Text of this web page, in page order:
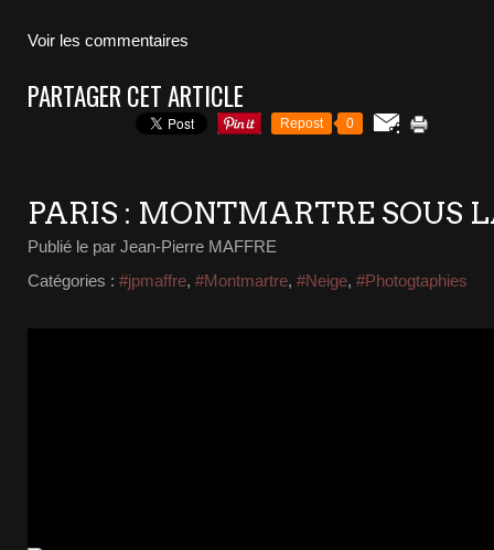
Voir les commentaires
PARTAGER CET ARTICLE
Repost 0
PARIS : MONTMARTRE SOUS
Publié le par Jean-Pierre MAFFRE
Catégories : #jpmaffre, #Montmartre, #Neige, #Photogtaphies